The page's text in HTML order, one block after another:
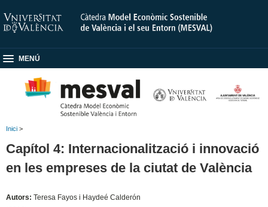
MENÚ
Inici >
Capítol 4: Internacionalització i innovació
en les empreses de la ciutat de València
Autors: Teresa Fayos i Haydeé Calderón